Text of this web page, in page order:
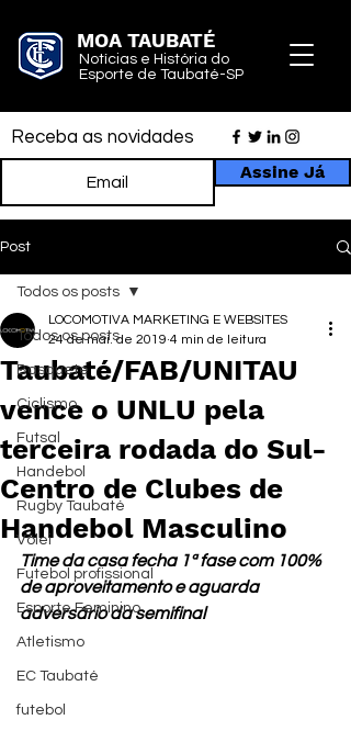
MOA TAUBATÉ
Notícias e História do
Esporte de Taubaté-SP
Receba as novidades
Assine Já
Post
Todos os posts
Basquete
Ciclismo
Futsal
Handebol
Rugby Taubaté
Vôlei
Futebol profissional
Esporte Feminino
Atletismo
EC Taubaté
futebol
Todos os posts
Taubaté/FAB/UNITAU
vence o UNLU pela
terceira rodada do Sul-
Centro de Clubes de
Handebol Masculino
LOCOMOTIVA MARKETING E WEBSITES
24 de mai. de 2019 4 min de leitura
Time da casa fecha 1ª fase com 100%
de aproveitamento e aguarda
adversário da semifinal